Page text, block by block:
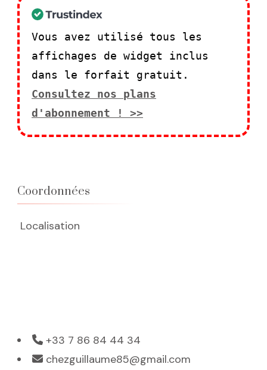
Vous avez utilisé tous les
affichages de widget inclus
dans le forfait gratuit.
Consultez nos plans
d'abonnement ! >>
Coordonnées
Localisation
+33 7 86 84 44 34
chezguillaume85@gmail.com